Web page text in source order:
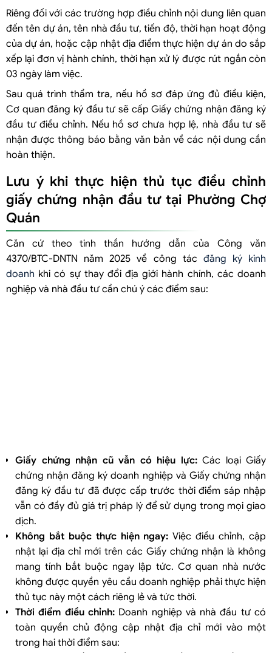
Riêng đối với các trường hợp điều chỉnh nội dung liên quan
đến tên dự án, tên nhà đầu tư, tiến độ, thời hạn hoạt động
của dự án, hoặc cập nhật địa điểm thực hiện dự án do sắp
xếp lại đơn vị hành chính, thời hạn xử lý được rút ngắn còn
03 ngày làm việc.
Sau quá trình thẩm tra, nếu hồ sơ đáp ứng đủ điều kiện,
Cơ quan đăng ký đầu tư sẽ cấp Giấy chứng nhận đăng ký
đầu tư điều chỉnh. Nếu hồ sơ chưa hợp lệ, nhà đầu tư sẽ
nhận được thông báo bằng văn bản về các nội dung cần
hoàn thiện.
Lưu ý khi thực hiện thủ tục điều chỉnh
giấy chứng nhận đầu tư tại Phường Chợ
Quán
Căn cứ theo tinh thần hướng dẫn của Công văn
4370/BTC-DNTN năm 2025 về công tác đăng ký kinh
doanh khi có sự thay đổi địa giới hành chính, các doanh
nghiệp và nhà đầu tư cần chú ý các điểm sau:
Giấy chứng nhận cũ vẫn có hiệu lực:Các loại Giấy
chứng nhận đăng ký doanh nghiệp và Giấy chứng nhận
đăng ký đầu tư đã được cấp trước thời điểm sáp nhập
vẫn có đầy đủ giá trị pháp lý để sử dụng trong mọi giao
dịch.
Không bắt buộc thực hiện ngay: Việc điều chỉnh, cập
nhật lại địa chỉ mới trên các Giấy chứng nhận là không
mang tính bắt buộc ngay lập tức. Cơ quan nhà nước
không được quyền yêu cầu doanh nghiệp phải thực hiện
thủ tục này một cách riêng lẻ và tức thời.
Thời điểm điều chỉnh:Doanh nghiệp và nhà đầu tư có
toàn quyền chủ động cập nhật địa chỉ mới vào một
trong hai thời điểm sau: